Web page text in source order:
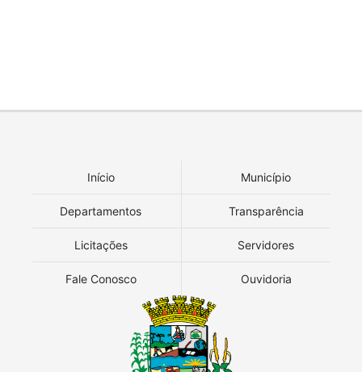
Início Município
Departamentos Transparência
Licitações Servidores
Fale Conosco Ouvidoria